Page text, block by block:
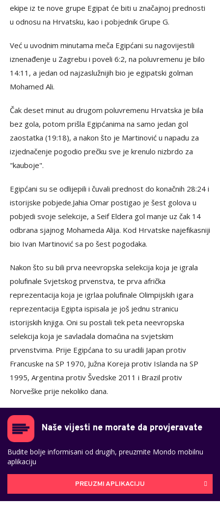
ekipe iz te nove grupe Egipat će biti u značajnoj prednosti
u odnosu na Hrvatsku, kao i pobjednik Grupe G.
Već u uvodnim minutama meča Egipćani su nagovijestili
iznenađenje u Zagrebu i poveli 6:2, na poluvremenu je bilo
14:11, a jedan od najzaslužnijih bio je egipatski golman
Mohamed Ali.
Čak deset minut au drugom poluvremenu Hrvatska je bila
bez gola, potom prišla Egipćanima na samo jedan gol
zaostatka (19:18), a nakon što je Martinović u napadu za
izjednačenje pogodio prečku sve je krenulo nizbrdo za
"kauboje".
Egipćani su se odlijepili i čuvali prednost do konačnih 28:24 i
istorijske pobjede.Jahia Omar postigao je šest golova u
pobjedi svoje selekcije, a Seif Eldera gol manje uz čak 14
odbrana sjajnog Mohameda Alija. Kod Hrvatske najefikasniji
bio Ivan Martinović sa po šest pogodaka.
Nakon što su bili prva neevropska selekcija koja je igrala
polufinale Svjetskog prvenstva, te prva afrička
reprezentacija koja je igrlaa polufinale Olimpijskih igara
reprezentacija Egipta ispisala je još jednu stranicu
istorijskih knjiga. Oni su postali tek peta neevropska
selekcija koja je savladala domaćina na svjetskim
prvenstvima. Prije Egipćana to su uradili Japan protiv
Francuske na SP 1970, Južna Koreja protiv Islanda na SP
1995, Argentina protiv Švedske 2011 i Brazil protiv
Norveške prije nekoliko dana.
Naše vijesti ne morate da provjeravate
Budite bolje informisani od drugih, preuzmite Mondo mobilnu
aplikaciju
PREUZMI APLIKACIJU